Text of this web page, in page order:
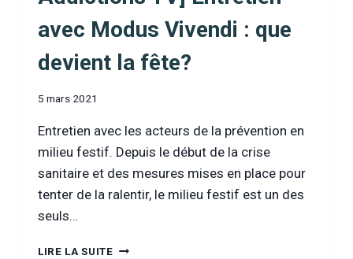
avec Modus Vivendi : que
devient la fête?
5 mars 2021
Entretien avec les acteurs de la prévention en
milieu festif. Depuis le début de la crise
sanitaire et des mesures mises en place pour
tenter de la ralentir, le milieu festif est un des
seuls…
LIRE LA SUITE[INFOR